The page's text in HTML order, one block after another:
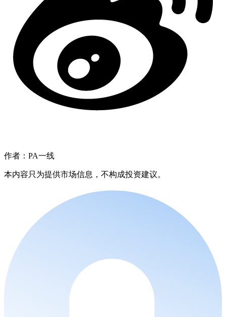
作者：PA一线
本内容只为提供市场信息，不构成投资建议。